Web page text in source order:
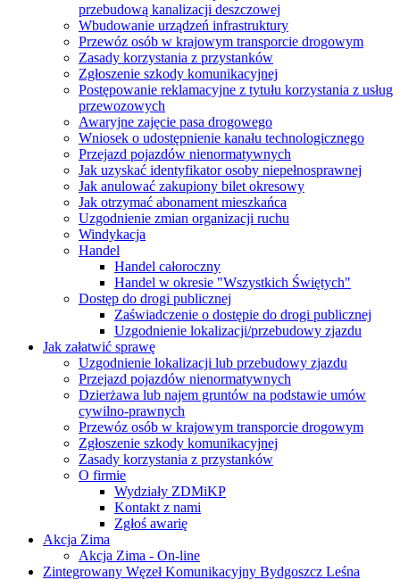
przebudową kanalizacji deszczowej
Wbudowanie urządzeń infrastruktury
Przewóz osób w krajowym transporcie drogowym
Zasady korzystania z przystanków
Zgłoszenie szkody komunikacyjnej
Postępowanie reklamacyjne z tytułu korzystania z usług
przewozowych
Awaryjne zajęcie pasa drogowego
Wniosek o udostępnienie kanału technologicznego
Przejazd pojazdów nienormatywnych
Jak uzyskać identyfikator osoby niepełnosprawnej
Jak anulować zakupiony bilet okresowy
Jak otrzymać abonament mieszkańca
Uzgodnienie zmian organizacji ruchu
Windykacja
Handel
Handel całoroczny
Handel w okresie "Wszystkich Świętych"
Dostęp do drogi publicznej
Zaświadczenie o dostępie do drogi publicznej
Uzgodnienie lokalizacji/przebudowy zjazdu
Jak załatwić sprawę
Uzgodnienie lokalizacji lub przebudowy zjazdu
Przejazd pojazdów nienormatywnych
Dzierżawa lub najem gruntów na podstawie umów
cywilno-prawnych
Przewóz osób w krajowym transporcie drogowym
Zgłoszenie szkody komunikacyjnej
Zasady korzystania z przystanków
O firmie
Wydziały ZDMiKP
Kontakt z nami
Zgłoś awarię
Akcja Zima
Akcja Zima - On-line
Zintegrowany Węzeł Komunikacyjny Bydgoszcz Leśna